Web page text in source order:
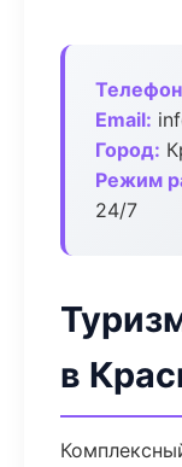
Email:
Город:
Режим
24/7
в